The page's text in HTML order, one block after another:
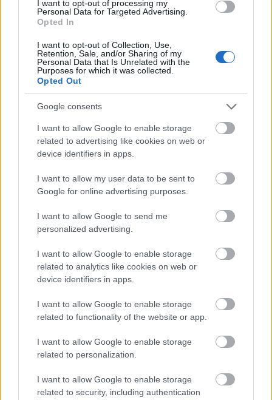
I want to opt-out of processing my
Personal Data for Targeted Advertising.
Opted In
I want to opt-out of Collection, Use,
Retention, Sale, and/or Sharing of my
Personal Data that Is Unrelated with the
Purposes for which it was collected.
Opted Out
Google consents
I want to allow Google to enable storage
related to advertising like cookies on web or
device identifiers in apps.
I want to allow my user data to be sent to
Google for online advertising purposes.
I want to allow Google to send me
personalized advertising.
I want to allow Google to enable storage
related to analytics like cookies on web or
device identifiers in apps.
I want to allow Google to enable storage
related to functionality of the website or app.
I want to allow Google to enable storage
related to personalization.
I want to allow Google to enable storage
related to security, including authentication
állapotfelmérést, a művelet nagyon is hasonlít
ahhoz, sőt, az esetlegesen felmerül költségek is
hasonló nagyságrenddel bírhatnak..
Ne bízzunk vakon az eladóban, ha azt mondja:
óra szépen jár!"Sok esetben számunkra ez azzal a
mondattal egyenértékű, hogy:az a szép ebben az
órában, hogy még ilyen leromlott műszaki állapotban
A Pesti Órás frissen megnyílt szervize profi
felszereléssel, szakértő csapattal és barátságos
árakkal várja óráitokat a belvárosban. Legyen szó
szervizelésről, vagy a fenti tevékenységekről, vagy
csak szívesen beszélgetnél az órák világát ismerő
emberekkel: szívesen látunk a belvárosi
üzletünkben!
Elérhetőségek:
1136. Budapest, Kresz Géza u. 30. (Balzac utca /
www.pestioras.huFacebook:
:https://www.instagram.com/pestioras/